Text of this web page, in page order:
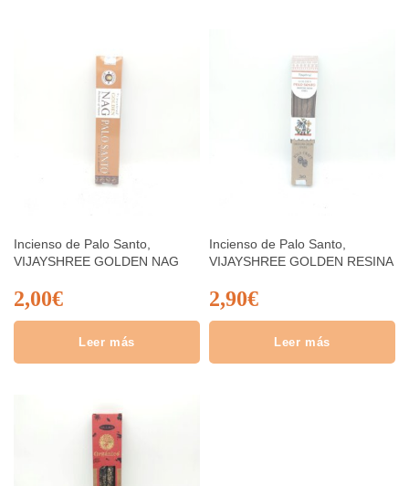
Incienso de Palo Santo,
VIJAYSHREE GOLDEN NAG
2,00€
Leer más
Incienso de Palo Santo,
VIJAYSHREE GOLDEN RESINA
2,90€
Leer más